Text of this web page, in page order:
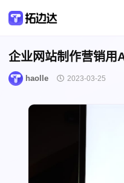
企业网站制作营销用
haolle 2023-03-25